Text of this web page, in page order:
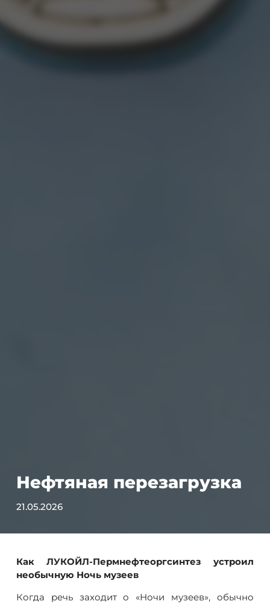
Нефтяная перезагрузка
21.05.2026
Как ЛУКОЙЛ-Пермнефтеоргсинтез устроил
необычную Ночь музеев
Когда речь заходит о «Ночи музеев», обычно